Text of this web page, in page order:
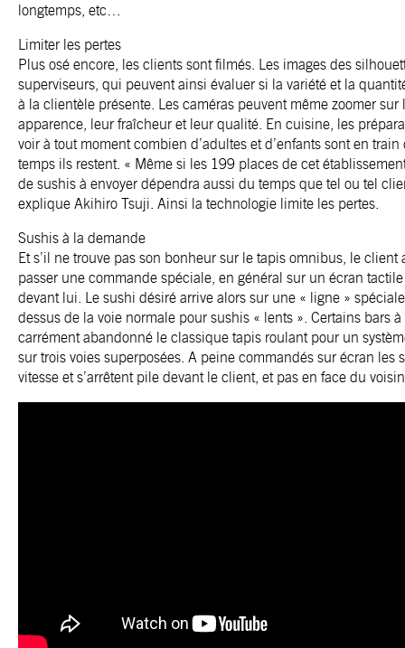
longtemps, etc…
Limiter les pertes
Plus osé encore, les clients sont filmés. Les images des
superviseurs, qui peuvent ainsi évaluer si la variété et la
à la clientèle présente. Les caméras peuvent même zoomer
apparence, leur fraîcheur et leur qualité. En cuisine, les
voir à tout moment combien d’adultes et d’enfants sont en
temps ils restent. « Même si les 199 places de cet
de sushis à envoyer dépendra aussi du temps que tel ou tel
explique Akihiro Tsuji. Ainsi la technologie limite les pertes.
Sushis à la demande
Et s’il ne trouve pas son bonheur sur le tapis omnibus, le
passer une commande spéciale, en général sur un écran
devant lui. Le sushi désiré arrive alors sur une « ligne »
dessus de la voie normale pour sushis « lents ». Certains bars
carrément abandonné le classique tapis roulant pour un
sur trois voies superposées. A peine commandés sur écran les
vitesse et s’arrêtent pile devant le client, et pas en face du